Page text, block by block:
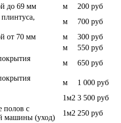
до 69 мм
м
200 руб
м
700 руб
от 70 мм
м
300 руб
м
550 руб
м
650 руб
м
1 000 руб
1м2 3 500 руб
полов с
машины (уход)
1м2 250 руб